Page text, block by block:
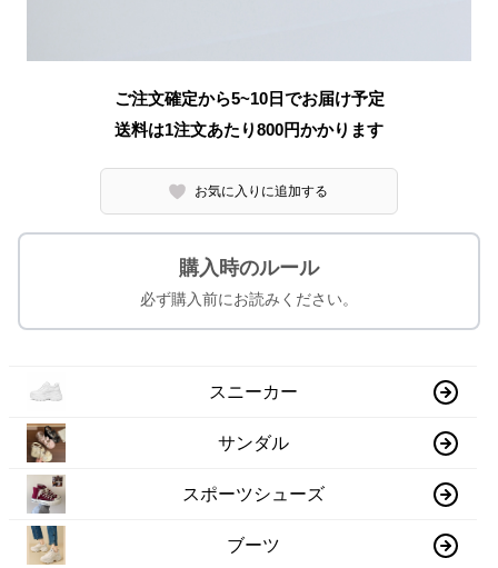
ご注文確定から5~10日でお届け予定
送料は1注文あたり800円かかります
お気に入りに追加する
購入時のルール
必ず購入前にお読みください。
スニーカー
サンダル
スポーツシューズ
ブーツ